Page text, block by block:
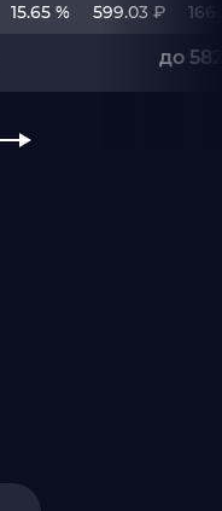
15.65 %
599.03 ₽
до